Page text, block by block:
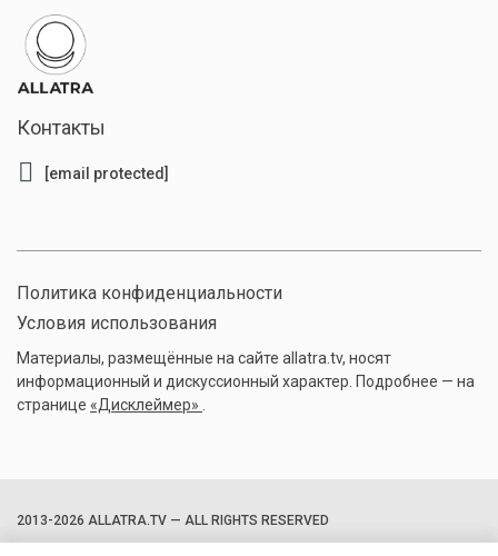
Контакты
[email protected]
Политика конфиденциальности
Условия использования
Материалы, размещённые на сайте allatra.tv, носят
информационный и дискуссионный характер. Подробнее — на
странице «Дисклеймер»
2013-2026 ALLATRA.TV — ALL RIGHTS RESERVED